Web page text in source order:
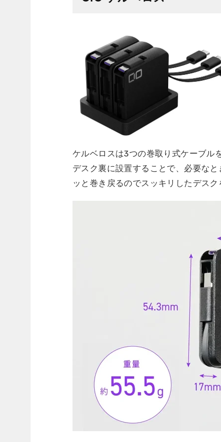
ケルベロスは3つの巻取り式ケーブル
デスク裏に設置することで、必要な
ッと巻き戻るのでスッキリしたデス